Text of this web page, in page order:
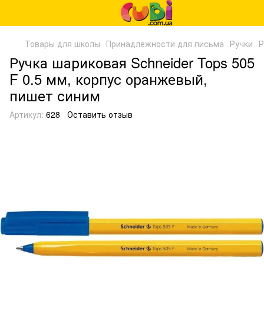
Товары для школы Принадлежности для письма Ручки
Ручка шариковая Schneider Tops 505
F 0.5 мм, корпус оранжевый,
пишет синим
Артикул: 628 Оставить отзыв